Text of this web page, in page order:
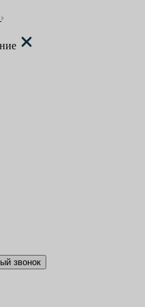
звонок